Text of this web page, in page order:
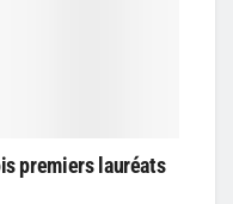
premiers lauréats